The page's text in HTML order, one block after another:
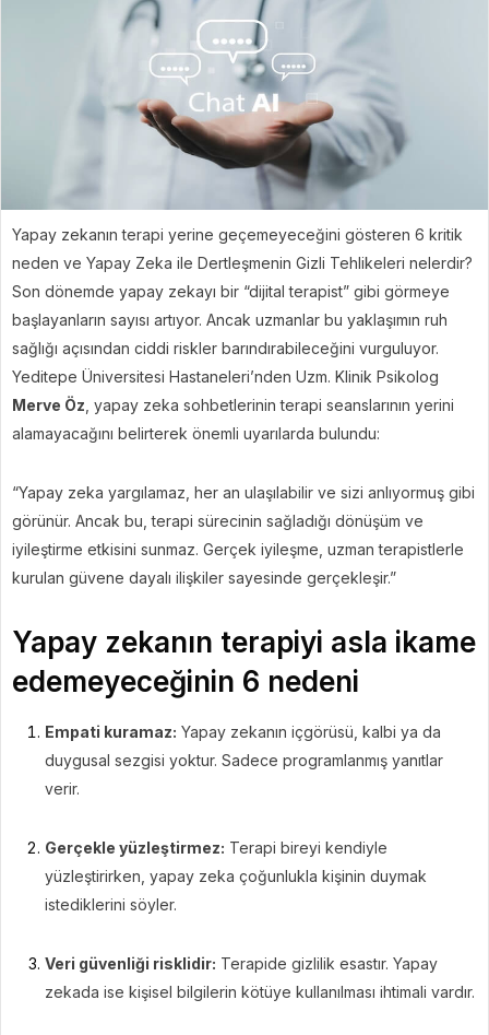
Yapay zekanın terapi yerine geçemeyeceğini gösteren 6 kritik
neden ve Yapay Zeka ile Dertleşmenin Gizli Tehlikeleri nelerdir?
Son dönemde yapay zekayı bir “dijital terapist” gibi görmeye
başlayanların sayısı artıyor. Ancak uzmanlar bu yaklaşımın ruh
sağlığı açısından ciddi riskler barındırabileceğini vurguluyor.
Yeditepe Üniversitesi Hastaneleri’nden Uzm. Klinik Psikolog
Merve Öz , yapay zeka sohbetlerinin terapi seanslarının yerini
alamayacağını belirterek önemli uyarılarda bulundu:
“Yapay zeka yargılamaz, her an ulaşılabilir ve sizi anlıyormuş gibi
görünür. Ancak bu, terapi sürecinin sağladığı dönüşüm ve
iyileştirme etkisini sunmaz. Gerçek iyileşme, uzman terapistlerle
kurulan güvene dayalı ilişkiler sayesinde gerçekleşir.”
Yapay zekanın terapiyi asla ikame
edemeyeceğinin 6 nedeni
Empati kuramaz: Yapay zekanın içgörüsü, kalbi ya da
duygusal sezgisi yoktur. Sadece programlanmış yanıtlar
verir.
Gerçekle yüzleştirmez: Terapi bireyi kendiyle
yüzleştirirken, yapay zeka çoğunlukla kişinin duymak
istediklerini söyler.
Veri güvenliği risklidir: Terapide gizlilik esastır. Yapay
zekada ise kişisel bilgilerin kötüye kullanılması ihtimali vardır.